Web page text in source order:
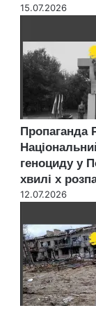
15.07.2026
Пропаганда
геноциду у
хвилі х
12.07.2026